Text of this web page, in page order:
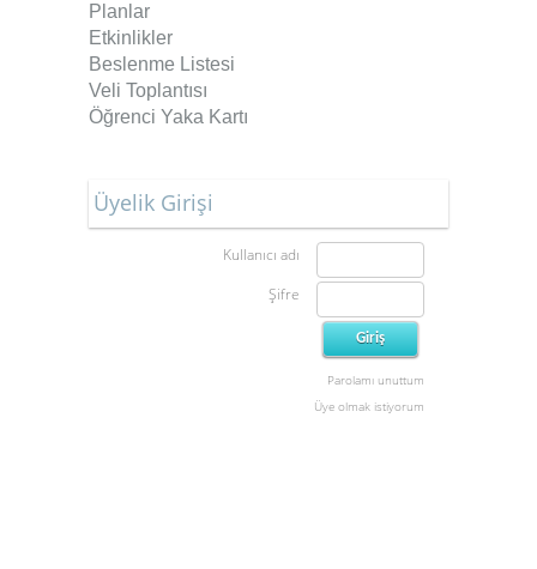
Planlar
Etkinlikler
Beslenme Listesi
Veli Toplantısı
Öğrenci Yaka Kartı
Üyelik Girişi
Kullanıcı adı
Şifre
Parolamı unuttum
Üye olmak istiyorum